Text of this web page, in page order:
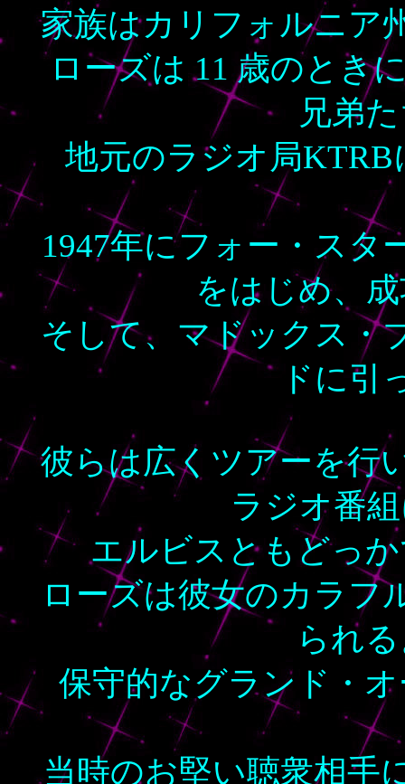
家族はカリフォルニア
ローズは 11 歳のとき
兄弟
地元のラジオ局
1947年にフォー・スタ
をはじめ、
そして、マドックス・
ドに引
彼らは広くツアーを行
ラジオ番
エルビスともどっ
ローズは彼女のカラフ
られ
保守的なグランド・
当時のお堅い聴衆相手